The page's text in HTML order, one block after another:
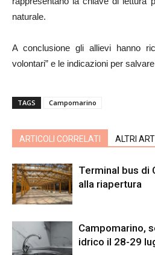
naturale.
A conclusione gli allievi hanno
volontari” e le indicazioni per
TAGS Campomarino
ARTICOLI CORRELATI ALTRI
Terminal bus di
alla riapertura
Campomarino,
idrico il 28-29